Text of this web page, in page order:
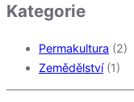
Kategorie
Permakultura (2)
Zemědělství(1)